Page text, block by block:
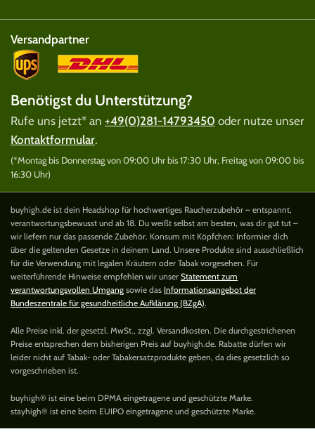
Versandpartner
Benötigst du Unterstützung?
Rufe uns jetzt* an +49(0)281-14793450 oder nutze unser
Kontaktformular.
(*Montag bis Donnerstag von 09:00 Uhr bis 17:30 Uhr, Freitag von 09:00 bis
16:30 Uhr)
buyhigh.de ist dein Headshop für hochwertiges Raucherzubehör – entspannt,
verantwortungsbewusst und ab 18. Du weißt selbst am besten, was dir gut tut –
wir liefern nur das passende Zubehör. Konsum mit Köpfchen: Informier dich
über die geltenden Gesetze in deinem Land. Unsere Produkte sind ausschließlich
für die Verwendung mit legalen Kräutern oder Tabak vorgesehen. Für
weiterführende Hinweise empfehlen wir unser Statement zum
verantwortungsvollen Umgang sowie das Informationsangebot der
Bundeszentrale für gesundheitliche Aufklärung (BZgA).
Alle Preise inkl. der gesetzl. MwSt., zzgl. Versandkosten. Die durchgestrichenen
Preise entsprechen dem bisherigen Preis auf buyhigh.de. Rabatte dürfen wir
leider nicht auf Tabak- oder Tabakersatzprodukte geben, da dies gesetzlich so
vorgeschrieben ist.
buyhigh® ist eine beim DPMA eingetragene und geschützte Marke.
stayhigh® ist eine beim EUIPO eingetragene und geschützte Marke.